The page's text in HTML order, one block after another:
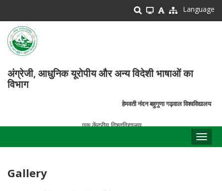
main
content
Language
अंग्रेजी, आधुनिक यूरोपीय और अन्य विदेशी भाषाओं का
विभाग
हेमवती नंदन बहुगुणा गढ़वाल विश्वविद्यालय
एक केंद्रीय विश्वविद्यालय
Gallery